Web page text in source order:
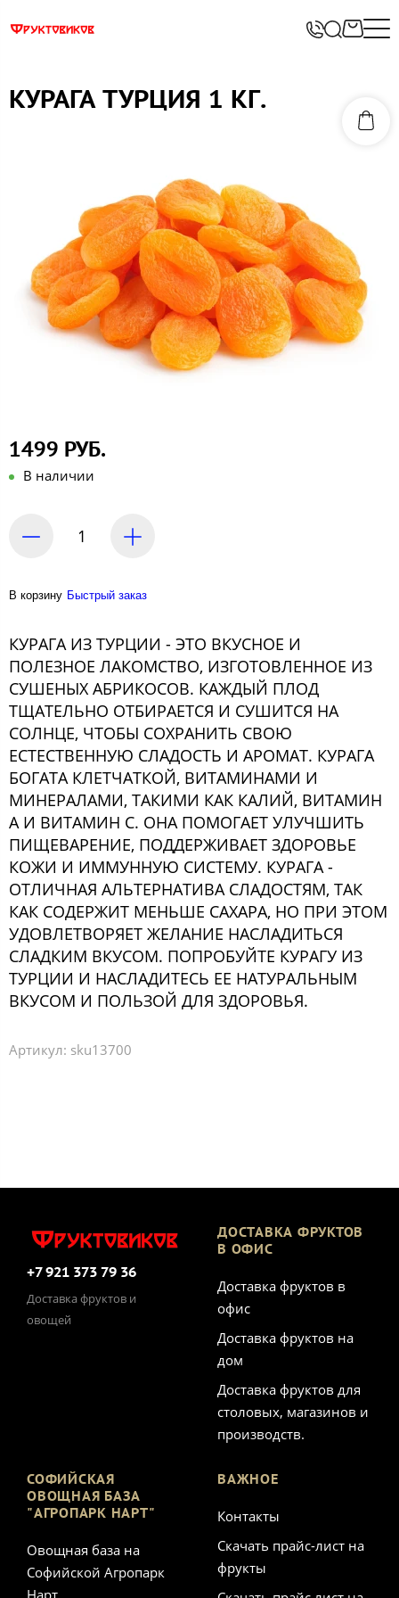
КУРАГА ТУРЦИЯ 1 КГ.
1499 РУБ.
В наличии
В корзину Быстрый заказ
КУРАГА ИЗ ТУРЦИИ - ЭТО ВКУСНОЕ И
ПОЛЕЗНОЕ ЛАКОМСТВО, ИЗГОТОВЛЕННОЕ ИЗ
СУШЕНЫХ АБРИКОСОВ. КАЖДЫЙ ПЛОД
ТЩАТЕЛЬНО ОТБИРАЕТСЯ И СУШИТСЯ НА
СОЛНЦЕ, ЧТОБЫ СОХРАНИТЬ СВОЮ
ЕСТЕСТВЕННУЮ СЛАДОСТЬ И АРОМАТ. КУРАГА
БОГАТА КЛЕТЧАТКОЙ, ВИТАМИНАМИ И
МИНЕРАЛАМИ, ТАКИМИ КАК КАЛИЙ, ВИТАМИН
А И ВИТАМИН С. ОНА ПОМОГАЕТ УЛУЧШИТЬ
ПИЩЕВАРЕНИЕ, ПОДДЕРЖИВАЕТ ЗДОРОВЬЕ
КОЖИ И ИММУННУЮ СИСТЕМУ. КУРАГА -
ОТЛИЧНАЯ АЛЬТЕРНАТИВА СЛАДОСТЯМ, ТАК
КАК СОДЕРЖИТ МЕНЬШЕ САХАРА, НО ПРИ ЭТОМ
УДОВЛЕТВОРЯЕТ ЖЕЛАНИЕ НАСЛАДИТЬСЯ
СЛАДКИМ ВКУСОМ. ПОПРОБУЙТЕ КУРАГУ ИЗ
ТУРЦИИ И НАСЛАДИТЕСЬ ЕЕ НАТУРАЛЬНЫМ
ВКУСОМ И ПОЛЬЗОЙ ДЛЯ ЗДОРОВЬЯ.
Артикул: sku13700
+7 921 373 79 36
Доставка фруктов и
овощей
ДОСТАВКА ФРУКТОВ
В ОФИС
Доставка фруктов в
офис
Доставка фруктов на
дом
Доставка фруктов для
столовых, магазинов и
производств.
СОФИЙСКАЯ
ОВОЩНАЯ БАЗА
"АГРОПАРК НАРТ"
Овощная база на
Софийской Агропарк
ВАЖНОЕ
Контакты
Скачать прайс-лист на
фрукты